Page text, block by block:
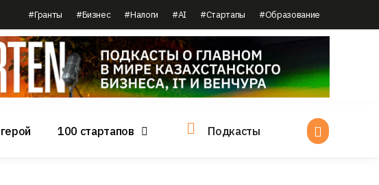
#Гранты #Бизнес #Налоги #AI #Стартапы #Образование
100 стартапов Подкасты